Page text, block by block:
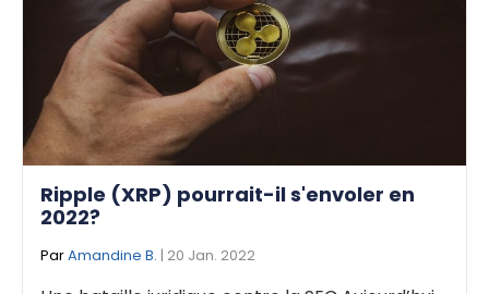
Ripple (XRP) pourrait-il s'envoler en
2022?
ParAmandine B. | 20 Jan. 2022